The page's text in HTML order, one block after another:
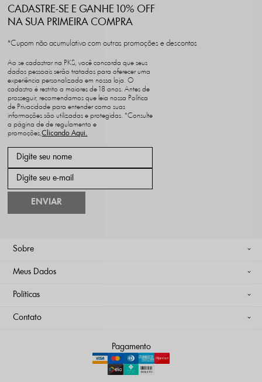
CADASTRE-SE E GANHE 10% OFF
NA SUA PRIMEIRA COMPRA
*Cupom não acumulativo com outras promoções e descontos
ENVIAR
Ao se cadastrar na PKS, você concorda que seus
dados pessoais serão tratados para oferecer uma
experiência personalizada em nossa loja. O
cadastro é restrito a maiores de 18 anos. Antes de
prosseguir, recomendamos que leia nossa Política
de Privacidade para entender como suas
informações são utilizadas e protegidas. *Consulte
a página de de regulamento e
promoções,
Sobre
Meus Dados
Políticas
Contato
Pagamento